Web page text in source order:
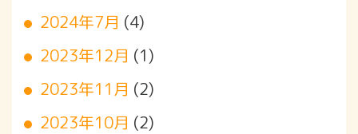
2024年7月 (4)
2023年12月 (1)
2023年11月 (2)
2023年10月 (2)